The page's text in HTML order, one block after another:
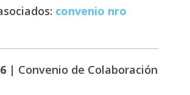
convenio nro
| Convenio de Colaboración